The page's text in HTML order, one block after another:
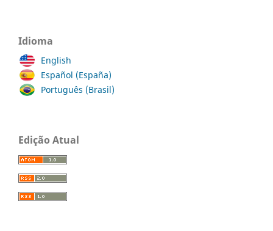
Idioma
English
Español (España)
Português (Brasil)
Edição Atual